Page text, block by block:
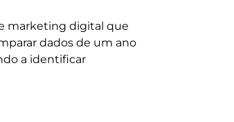
marketing digital que
dados de um ano
a identificar